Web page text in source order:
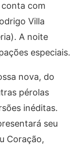
com
Villa
A noite
especiais.
nova, do
pérolas
inéditas.
seu
Coração,